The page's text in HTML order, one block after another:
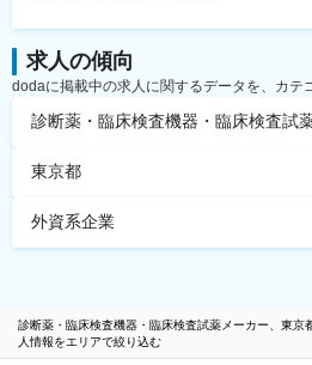
求人の傾向
dodaに掲載中の求人に関するデータを、カテ
診断薬・臨床検査機器・臨床検査試
東京都
外資系企業
診断薬・臨床検査機器・臨床検査試薬メーカー、東京
人情報をエリアで絞り込む